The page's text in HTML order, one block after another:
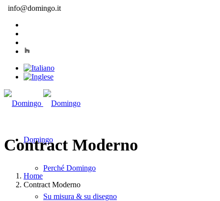
info@domingo.it
Domingo
Perché Domingo
Su misura & su disegno
Contract Moderno
Home
Contract Moderno